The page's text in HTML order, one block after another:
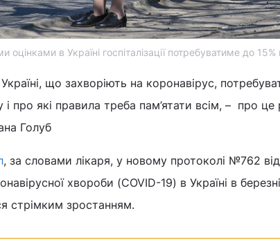
оцінками в Україні госпіталізації потребуватиме до
що захворіють на коронавірус,
і про які правила треба пам’ятати всім, – про це
Голуб
, за словами лікаря, у новому протоколі №762
хвороби (COVID-19) в Україні в березні
стрімким зростанням.